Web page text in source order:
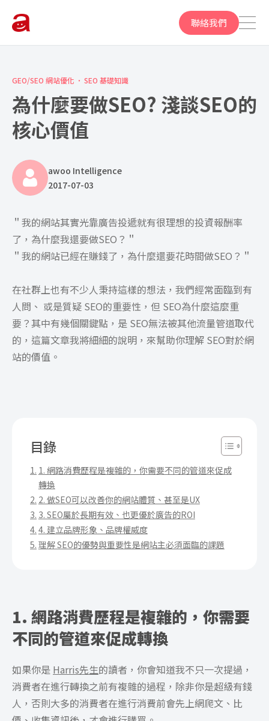
聯絡我們
GEO/SEO 網站優化 SEO 基礎知識
為什麼要做SEO? 淺談SEO的
核心價值
awoo Intelligence
2017-07-03
＂我的網站其實光靠廣告投遞就有很理想的投資報酬率
了，為什麼我還要做SEO？＂
＂我的網站已經在賺錢了，為什麼還要花時間做SEO？＂
在社群上也有不少人秉持這樣的想法，我們經常面臨到有
人問、 或是質疑 SEO的重要性，但 SEO為什麼這麼重
要？其中有幾個關鍵點，是 SEO無法被其他流量管道取代
的，這篇文章我將細細的說明，來幫助你理解 SEO對於網
站的價值。
目錄
1. 網路消費歷程是複雜的，你需要不同的管道來促成
轉換
2. 做SEO可以改善你的網站體質、甚至是UX
3. SEO屬於長期有效、也更優於廣告的ROI
4. 建立品牌形象、品牌權威度
理解 SEO的優勢與重要性是網站主必須面臨的課題
1. 網路消費歷程是複雜的，你需要
不同的管道來促成轉換
如果你是 Harris先生的讀者，你會知道我不只一次提過，
消費者在進行轉換之前有複雜的過程，除非你是超級有錢
人，否則大多的消費者在進行消費前會先上網爬文、比